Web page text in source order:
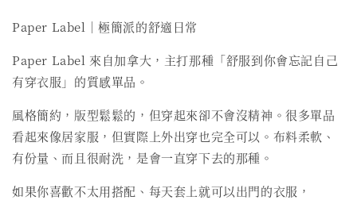
Paper Label｜極簡派的舒適日常
Paper Label 來自加拿大，主打那種「舒服到你會忘記自己
有穿衣服」的質感單品。
風格簡約，版型鬆鬆的，但穿起來卻不會沒精神。很多單品
看起來像居家服，但實際上外出穿也完全可以。布料柔軟、
有份量、而且很耐洗，是會一直穿下去的那種。
如果你喜歡不太用搭配、每天套上就可以出門的衣服，